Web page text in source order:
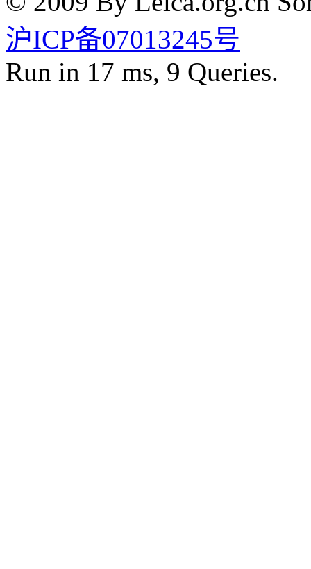
沪ICP备07013245号
Run in 17 ms, 9 Queries.